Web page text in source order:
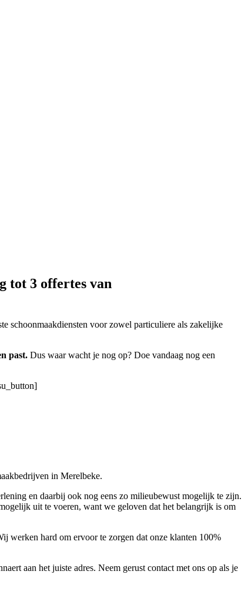
tot 3 offertes van
schoonmaakdiensten voor zowel particuliere als zakelijke
past. Dus waar wacht je nog op? Doe vandaag nog een
in Merelbeke.
en daarbij ook nog eens zo milieubewust mogelijk te zijn.
uit te voeren, want we geloven dat het belangrijk is om
werken hard om ervoor te zorgen dat onze klanten 100%
aan het juiste adres. Neem gerust contact met ons op als je